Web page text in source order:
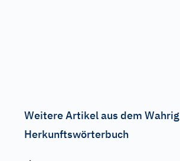
Weitere Artikel aus dem Wahrig
Herkunftswörterbuch